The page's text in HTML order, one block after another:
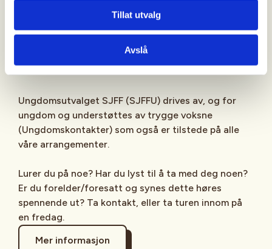
Tillat utvalg
Avslå
SJFFUpå Instagram
TikTokog vår egenpodcastpå din favoritt-
Ungdomsutvalget SJFF (SJFFU) drives av, og for
ungdom og understøttes av trygge voksne
(Ungdomskontakter) som også er tilstede på alle
våre arrangementer.
Lurer du på noe? Har du lyst til å ta med deg noen?
Er du forelder/foresatt og synes dette høres
spennende ut? Ta kontakt, eller ta turen innom på
en fredag.
Mer informasjon